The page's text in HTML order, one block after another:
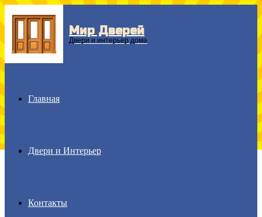
Мир Дверей
Двери и интерьер дома
Главная
Двери и Интерьер
Контакты